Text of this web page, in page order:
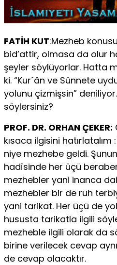
FATİH KUT:Mezheb
bid’attir, olmasa da olur
şeyler söylüyorlar. Hatta
ki. “Kur´ân ve Sünnete
yolunu çizmişsin”
söylersiniz?
PROF. DR. ORHAN ÇEKER:
kısaca ilgisini
niye mezhebe geldi.
hadîsinde her üçü
mezhebler yani inanca
mezhebler bir de ruh
yani tarikat. Her üçü de
hususta tarikatla ilgili
mezheble ilgili olarak da
birine verilecek cevap
de cevap olacaktır.